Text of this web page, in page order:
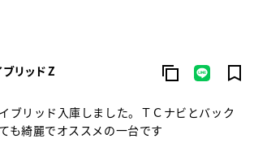
リッド Z
ブリッド入庫しました。ＴＣナビとバック
も綺麗でオススメの一台です